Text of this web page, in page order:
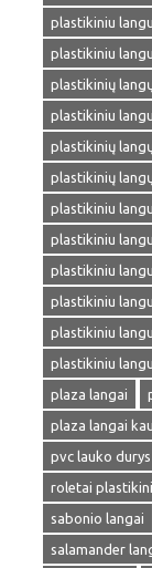
plastikiniu
plastikiniu
plastikinių
plastikiniu
plastikinių
plastikinių
plastikiniu
plastikiniu
plastikiniu
plastikiniu
plastikiniu
plastikiniu
plaza langai
plaza langai
pvc lauko durys
roletai
sabonio langai
salamander